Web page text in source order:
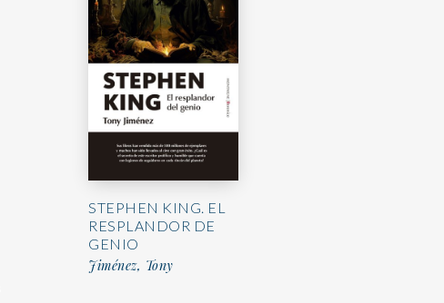
STEPHEN KING. EL
RESPLANDOR DE
GENIO
Jiménez, Tony